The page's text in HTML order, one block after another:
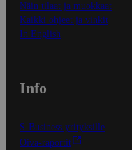
Näin tilaat ja muokkaat
Kaikki ohjeet ja vinkit
In English
Info
S-Business yrityksille
Oiva-raportit